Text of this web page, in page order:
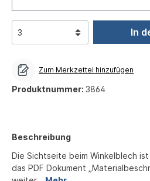
In
Zum Merkzettel hinzufügen
Produktnummer: 3864
Beschreibung
Die Sichtseite beim Winkelblech
das PDF Dokument